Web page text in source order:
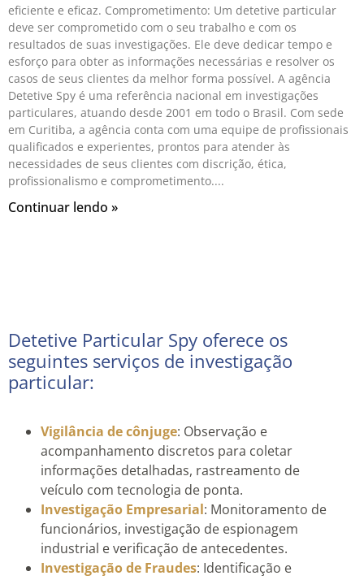
eficiente e eficaz. Comprometimento: Um detetive particular
deve ser comprometido com o seu trabalho e com os
resultados de suas investigações. Ele deve dedicar tempo e
esforço para obter as informações necessárias e resolver os
casos de seus clientes da melhor forma possível. A agência
Detetive Spy é uma referência nacional em investigações
particulares, atuando desde 2001 em todo o Brasil. Com sede
em Curitiba, a agência conta com uma equipe de profissionais
qualificados e experientes, prontos para atender às
necessidades de seus clientes com discrição, ética,
profissionalismo e comprometimento.
Continuar lendo »
Detetive Particular Spy oferece os
seguintes serviços de investigação
particular:
Vigilância de cônjuge: Observação e
acompanhamento discretos para coletar
informações detalhadas, rastreamento de
veículo com tecnologia de ponta.
Investigação Empresarial: Monitoramento de
funcionários, investigação de espionagem
industrial e verificação de antecedentes.
Investigação de Fraudes: Identificação e